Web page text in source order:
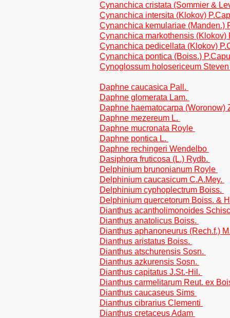
Cynanchica cristata (Sommier &
Cynanchica intersita (Klokov)
Cynanchica kemulariae (Manden.)
Cynanchica markothensis
Cynanchica pedicellata (Klokov)
Cynanchica pontica (Boiss.)
Cynoglossum holosericeum
Daphne caucasica Pall.
Daphne glomerata Lam.
Daphne haematocarpa (Woronow)
Daphne mezereum L.
Daphne mucronata Royle
Daphne pontica L.
Daphne rechingeri Wendelbo
Dasiphora fruticosa (L.) Rydb.
Delphinium brunonianum Royle
Delphinium caucasicum C.A.Mey.
Delphinium cyphoplectrum Boiss.
Delphinium quercetorum Boiss. &
Dianthus acantholimonoides
Dianthus anatolicus Boiss.
Dianthus aphanoneurus (Rech.f.)
Dianthus aristatus Boiss.
Dianthus atschurensis Sosn.
Dianthus azkurensis Sosn.
Dianthus capitatus J.St.-Hil.
Dianthus carmelitarum Reut. ex
Dianthus caucaseus Sims
Dianthus cibrarius Clementi
Dianthus cretaceus Adam